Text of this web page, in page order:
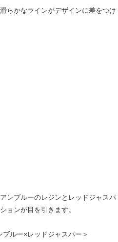
らかなラインがデザインに差をつけ
ンブルーのレジンとレッドジャスパ
ョンが目を引きます。
ルー×レッドジャスパー＞